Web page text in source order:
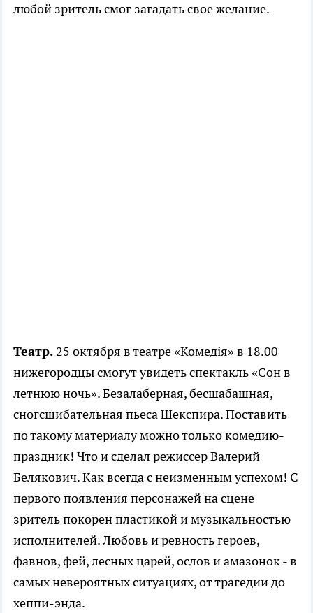
любой зритель смог загадать свое желание.
Театр. 25 октября в театре «Комедiя» в 18.00
нижегородцы смогут увидеть спектакль «Сон в
летнюю ночь». Безалаберная, бесшабашная,
сногсшибательная пьеса Шекспира. Поставить
по такому материалу можно только комедию-
праздник! Что и сделал режиссер Валерий
Белякович. Как всегда с неизменным успехом! С
первого появления персонажей на сцене
зритель покорен пластикой и музыкальностью
исполнителей. Любовь и ревность героев,
фавнов, фей, лесных царей, ослов и амазонок - в
самых невероятных ситуациях, от трагедии до
хеппи-энда.